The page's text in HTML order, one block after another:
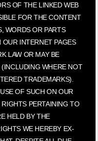
OF THE LINKED WEB
FOR THE CONTENT
WORDS OR PARTS
INTERNET PAGES
LAW OR MAY BE
WHERE NOT
TRADEMARKS).
OF SUCH ON OUR
PERTAINING TO
HELD BY THE
WE HEREBY EX-